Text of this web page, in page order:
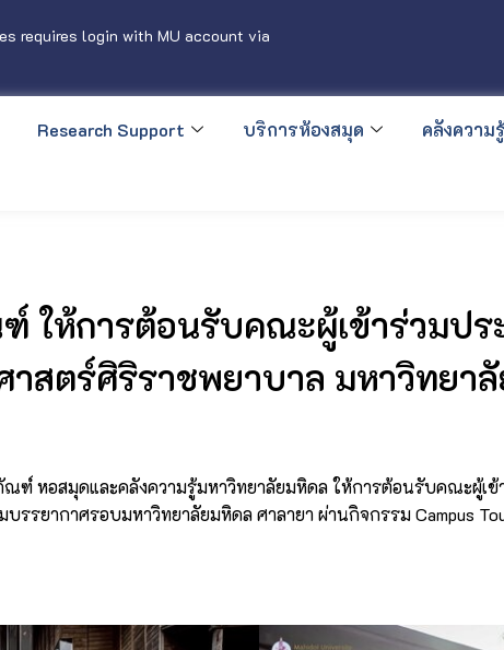
requires login with MU account via
Research Support บริการห้องสมุด
คลังความ
ให้การต้อนรับคณะผู้เข้าร่วมป
สตร์ศิริราชพยาบาล มหาวิทยา
ฑ์ หอสมุดและคลังความรู้มหาวิทยาลัยมหิดล ให้การต้อนรับคณะผู้เ
รยากาศรอบมหาวิทยาลัยมหิดล ศาลายา ผ่านกิจกรรม Campus